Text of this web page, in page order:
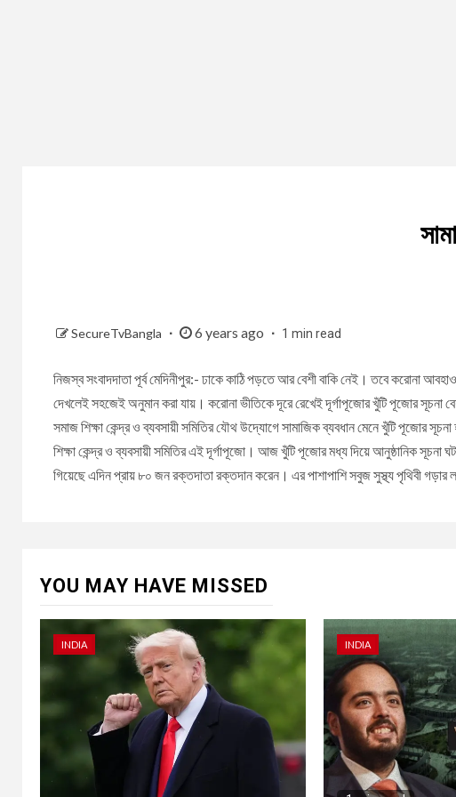
SecureTvBangla 6 years ago 1 min read
নিজস্ব সংবাদদাতা পূর্ব মেদিনীপুর:- ঢাকে কাঠি পড়তে আর বেশী বাকি নেই। তবে করোনা
দেখলেই সহজেই অনুমান করা যায়। করোনা ভীতিকে দূরে রেখেই দূর্গাপূজোর খুঁটি পূজোর সূচনা
সমাজ শিক্ষা কেন্দ্র ও ব্যবসায়ী সমিতির যৌথ উদ্যোগে সামাজিক ব্যবধান মেনে খুঁটি পূজোর
শিক্ষা কেন্দ্র ও ব্যবসায়ী সমিতির এই দূর্গাপূজো। আজ খুঁটি পূজোর মধ্য দিয়ে আনুষ্ঠানিক
গিয়েছে এদিন প্রায় ৮০ জন রক্তদাতা রক্তদান করেন। এর পাশাপাশি সবুজ সুস্থ্য পৃথিবী
YOU MAY HAVE MISSED
INDIA INDIA